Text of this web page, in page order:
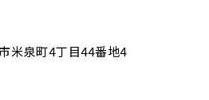
米泉町4丁目44番地4